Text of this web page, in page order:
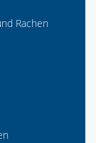
Rachen